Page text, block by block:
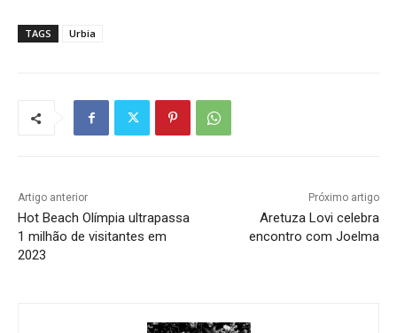
TAGS Urbia
Artigo anterior
Hot Beach Olímpia ultrapassa
1 milhão de visitantes em
2023
Próximo artigo
Aretuza Lovi celebra
encontro com Joelma